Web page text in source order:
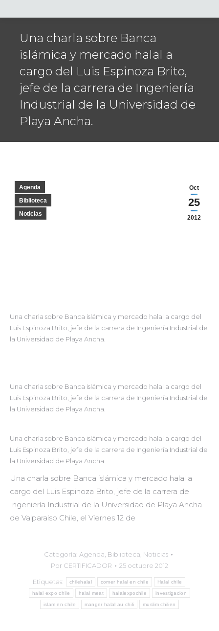
Una charla sobre Banca
islámica y mercado halal a
cargo del Luis Espinoza Brito,
jefe de la carrera de Ingeniería
Industrial de la Universidad de
Playa Ancha.
Oct
25
2012
Agenda
Biblioteca
Noticias
Una charla sobre Banca islámica y mercado halal a cargo del
Luis Espinoza Brito, jefe de la carrera de Ingeniería Industrial de
la Universidad de Playa Ancha.
Una charla sobre Banca islámica y mercado halal a cargo del
Luis Espinoza Brito, jefe de la carrera de Ingeniería Industrial de
la Universidad de Playa Ancha.
Una charla sobre Banca islámica y mercado halal a cargo del
Luis Espinoza Brito, jefe de la carrera de Ingeniería Industrial de
la Universidad de Playa Ancha.
Una charla sobre Banca islámica y mercado halal a
cargo del Luis Espinoza Brito, jefe de la carrera de
Ingeniería Industrial de la Universidad de Playa Ancha
de Valparaiso Chile, el Viernes 12 de
Categoría: Agenda Biblioteca Noticias
Por CERTIFICADOR 25 octubre 2012
Etiquetas: chilehalal comer halal en chile Halal chile
halal expo chile halal meat halalexpochile investigacion
islam en chile manger halal au chili muslim chilien